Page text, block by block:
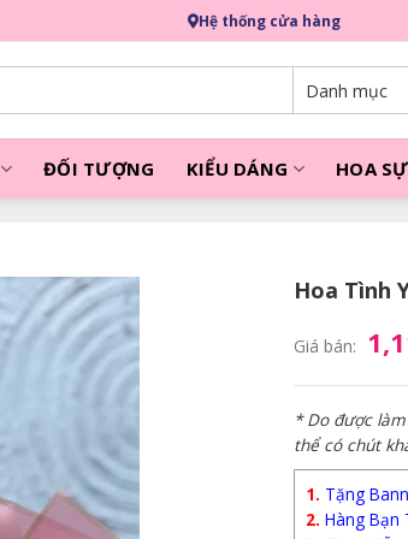
Hệ thống cửa hàng
ĐỐI TƯỢNG KIỂU DÁNG HOA
Hoa Tình
Giá bán:
* Do được
thể có chút
1. Tặng
2. Hàng Bạn